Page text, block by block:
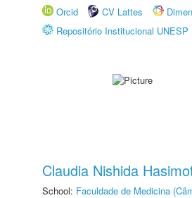
Orcid
CV Lattes
Repositório Institucional UNESP
Claudia Nishida
School: Faculdade de Medicina